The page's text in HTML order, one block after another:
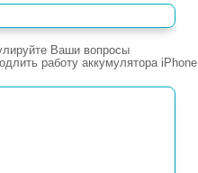
Ваши вопросы
работу аккумулятора iPhone